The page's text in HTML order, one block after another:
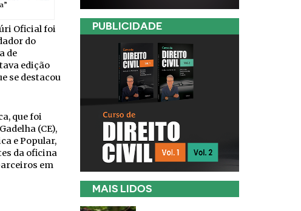
Oficial foi
do
de
edição
se destacou
que foi
(CE),
e Popular,
da oficina
em
PUBLICIDADE
MAIS LIDOS